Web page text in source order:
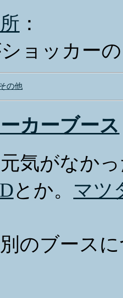
：
ョッカー
の他
カーブース
気がなか
とか。 マツ
のブース